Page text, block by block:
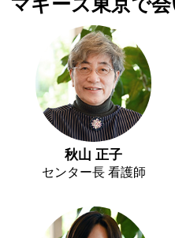
秋山 正子
センター長 看護師